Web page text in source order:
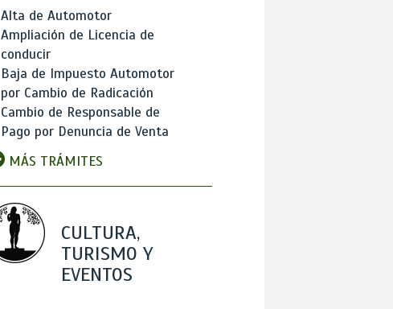
Alta de Automotor
Ampliación de Licencia de
conducir
Baja de Impuesto Automotor
por Cambio de Radicación
Cambio de Responsable de
Pago por Denuncia de Venta
MÁS TRÁMITES
CULTURA,
TURISMO Y
EVENTOS